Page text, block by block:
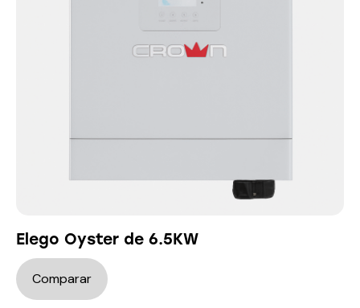
Elego Oyster de 6.5KW